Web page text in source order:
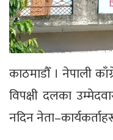
काठमाडौँ । नेपाली
विपक्षी दलका
नदिन